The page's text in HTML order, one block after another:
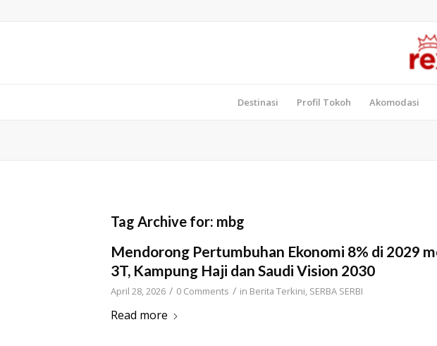
Destinasi Profil Tokoh Akomodasi
Tag Archive for: mbg
Mendorong Pertumbuhan Ekonomi 8% di 2029
3T, Kampung Haji dan Saudi Vision 2030
April 28, 2026 / 0 Comments / in Berita Terkini, SERBA SERBI
Read more